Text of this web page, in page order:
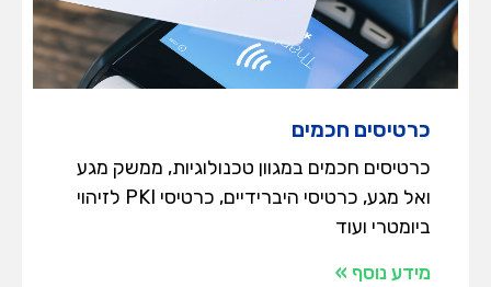
כרטיסים חכמים
כרטיסים חכמים במגוון טכנולוגיות, ממשק מגע
ואל מגע, כרטיסי היברידיים, כרטיסי PKI לזיהוי
ביומטרי ועוד
מידע נוסף »